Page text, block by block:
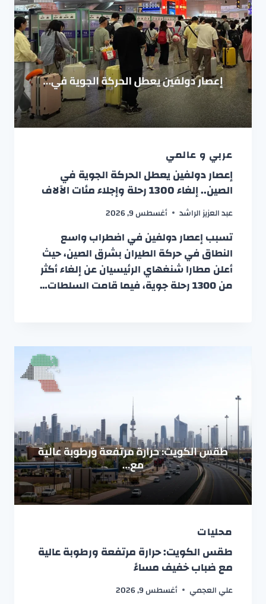
عربي و عالمي
إعصار دولفين يعطل الحركة الجوية في
الصين.. إلغاء 1300 رحلة وإجلاء مئات الآلاف
عبد العزيز الراشد أغسطس 9, 2026
تسبب إعصار دولفين في اضطراب واسع
النطاق في حركة الطيران بشرق الصين، حيث
أعلن مطارا شنغهاي الرئيسيان عن إلغاء أكثر
من 1300 رحلة جوية، فيما قامت السلطات…
محليات
طقس الكويت: حرارة مرتفعة ورطوبة عالية
مع ضباب خفيف مساءً
علي العجمي أغسطس 9, 2026